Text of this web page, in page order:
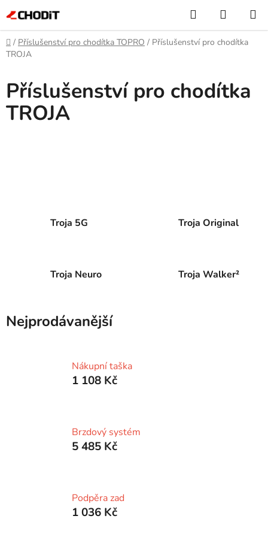
na
obsah
Hledat
KOŠÍK
Domů
/ Příslušenství pro chodítka TOPRO / Příslušenství pro chodítka
TROJA
Příslušenství pro chodítka
TROJA
Troja 5G Troja Original
Troja Neuro Troja Walker²
Nejprodávanější
Nákupní taška
1 108 Kč
Brzdový systém
5 485 Kč
Podpěra zad
1 036 Kč